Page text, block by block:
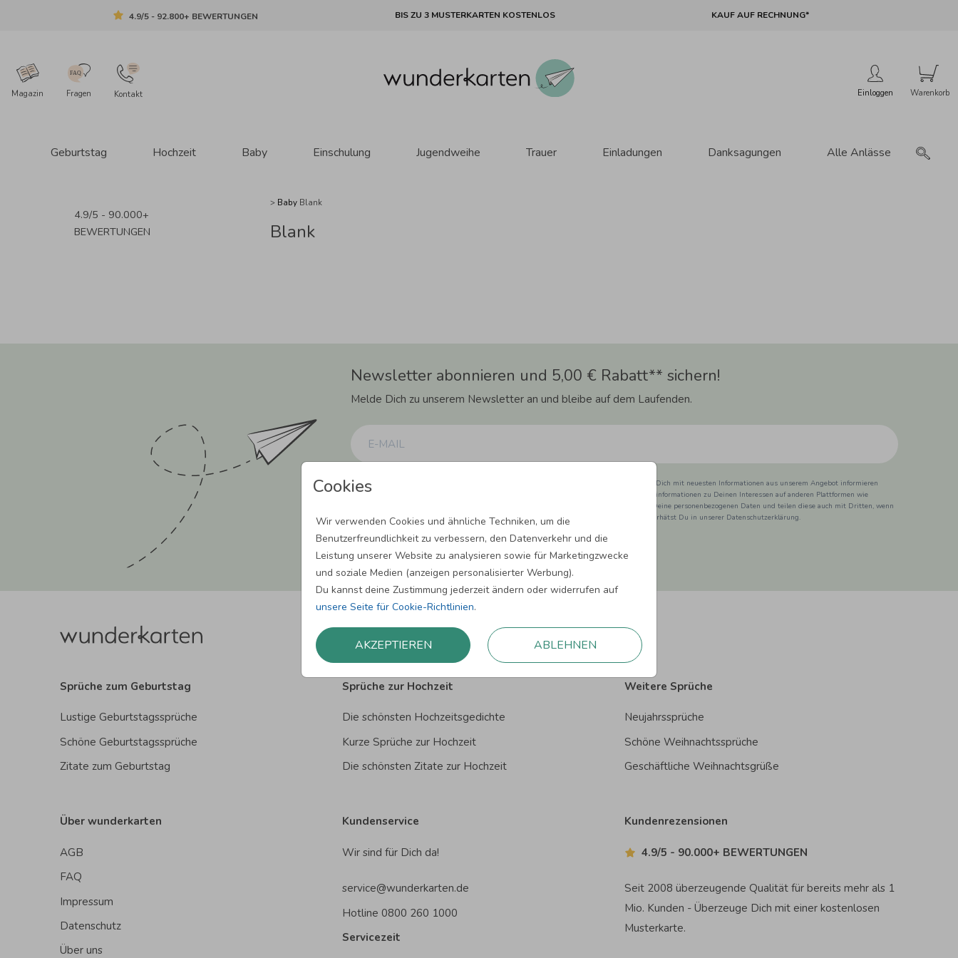
4.9/5 - 92.800+ BEWERTUNGEN BIS ZU 3 MUSTERKARTEN KOSTENLOS KAUF AUF RECHNUNG*
Magazin Fragen Kontakt Einloggen
Geburtstag Hochzeit Baby Einschulung Jugendweihe Trauer Einladungen Danksagungen Alle Anlässe
Cookies
Wir verwenden Cookies und ähnliche Techniken, um die
Benutzerfreundlichkeit zu verbessern, den Datenverkehr und die
Leistung unserer Website zu analysieren sowie für Marketingzwecke
und soziale Medien (anzeigen personalisierter Werbung).
Du kannst deine Zustimmung jederzeit ändern oder widerrufen auf
unsere Seite für Cookie-Richtlinien.
AKZEPTIEREN ABLEHNEN
4.9/5 - 90.000+
BEWERTUNGEN
> Baby Blank
Blank
Newsletter abonnieren und 5,00 € Rabatt** sichern!
Melde Dich zu unserem Newsletter an und bleibe auf dem Laufenden.
Einwilligung zur Datennutzung für Marketingzwecke: Hiermit willigst Du ein, dass wir Dich mit neuesten Informationen aus unserem Angebot informieren
können. Dies umfasst den Versand unseres Newsletters. Zudem können wir Dir Produktinformationen zu Deinen Interessen auf anderen Plattformen wie
Facebook und Google anzeigen. Um Dir diesen Service anbieten zu können, nutzen wir Deine personenbezogenen Daten und teilen diese auch mit Dritten, wenn
erforderlich. Du kannst diese Einwilligung jederzeit widerrufen. Weitere Informationen erhätst Du in unserer Datenschutzerklärung.
ANMELDEN
Sprüche zum Geburtstag
Lustige Geburtstagssprüche
Schöne Geburtstagssprüche
Zitate zum Geburtstag
Sprüche zur Hochzeit
Die schönsten Hochzeitsgedichte
Kurze Sprüche zur Hochzeit
Die schönsten Zitate zur Hochzeit
Weitere Sprüche
Neujahrssprüche
Schöne Weihnachtssprüche
Geschäftliche Weihnachtsgrüße
Über wunderkarten
AGB
FAQ
Impressum
Datenschutz
Über uns
Kundenservice
Wir sind für Dich da!
service@wunderkarten.de
Hotline 0800 260 1000
Servicezeit
Kundenrezensionen
4.9/5 - 90.000+ BEWERTUNGEN
Seit 2008 überzeugende Qualität für bereits mehr als 1
Mio. Kunden - Überzeuge Dich mit einer kostenlosen
Musterkarte.